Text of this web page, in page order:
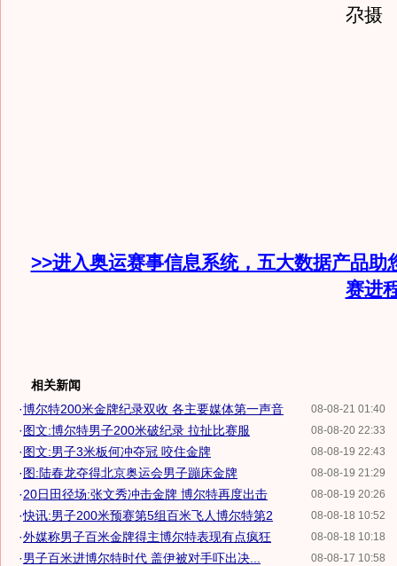
尕摄
>>进入奥运赛事信息系统，五大数据产品助
赛进
相关新闻
08-08-21 01:40
·博尔特200米金牌纪录双收 各主要媒体第一声音
08-08-20 22:33
·图文:博尔特男子200米破纪录 拉扯比赛服
08-08-19 22:43
·图文:男子3米板何冲夺冠 咬住金牌
08-08-19 21:29
·图:陆春龙夺得北京奥运会男子蹦床金牌
08-08-19 20:26
·20日田径场:张文秀冲击金牌 博尔特再度出击
08-08-18 10:52
·快讯:男子200米预赛第5组百米飞人博尔特第2
08-08-18 10:18
·外媒称男子百米金牌得主博尔特表现有点疯狂
08-08-17 10:58
·男子百米进博尔特时代 盖伊被对手吓出决...